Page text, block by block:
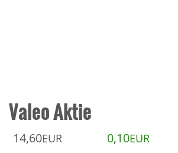
Valeo Aktie
14,60EUR 0,10EUR